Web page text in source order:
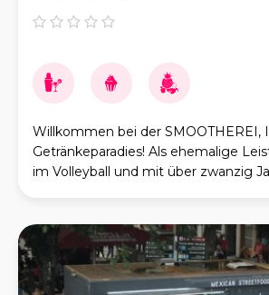
Willkommen bei der SMOOTHEREI,
Getränkeparadies! Als ehemalige
im Volleyball und mit über zwanzig